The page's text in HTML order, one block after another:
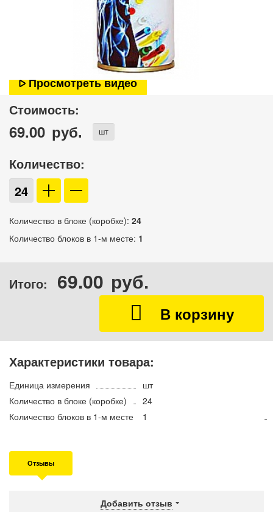
Просмотреть видео
Стоимость:
69.00 руб. шт
Количество:
Количество в блоке (коробке): 24
Количество блоков в 1-м месте: 1
Итого: 69.00 руб.
Характеристики товара:
Единица измерения
шт
Количество в блоке (коробке)
24
Количество блоков в 1-м месте
1
Отзывы
Добавить отзыв